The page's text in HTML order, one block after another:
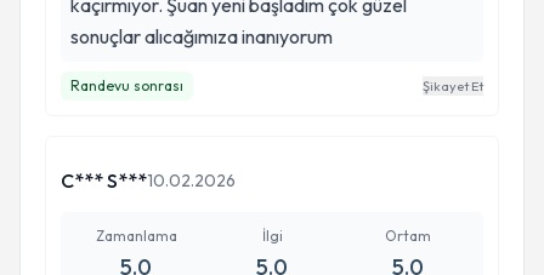
kaçırmıyor. Şuan yeni başladım çok güzel
sonuçlar alıcağımıza inanıyorum
Randevu sonrası Şikayet Et
C*** S***10.02.2026
Zamanlama
5.0
İlgi
5.0
Ortam
5.0